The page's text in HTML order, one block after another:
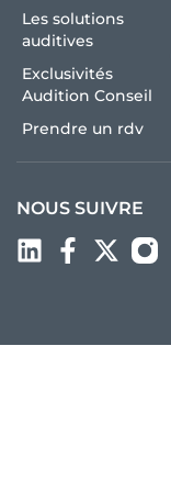
Les solutions
auditives
Exclusivités
Audition Conseil
Prendre un rdv
NOUS SUIVRE